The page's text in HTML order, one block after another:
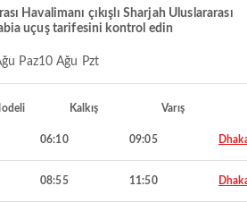
Havalimanı çıkışlı Sharjah Uluslararası
uçuş tarifesini kontrol edin
Paz10 Ağu Pzt
Kalkış Varış
06:10 09:05
08:55 11:50